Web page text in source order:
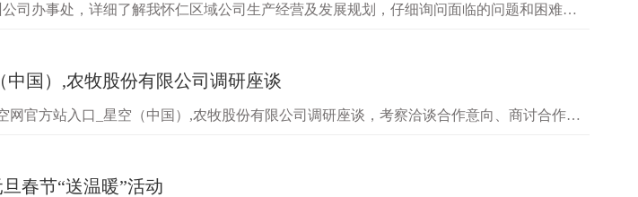
司办事处，详细了解我怀仁区域公司生产经营及发展规划，仔细询问面临的问题和困难并
国）,农牧股份有限公司调研座谈
官方站入口_星空（中国）,农牧股份有限公司调研座谈，考察洽谈合作意向、商讨合作可
春节“送温暖”活动